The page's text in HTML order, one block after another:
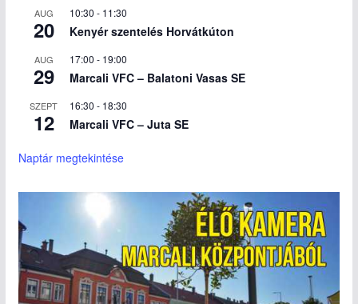
AUG
20
10:30 - 11:30
Kenyér szentelés Horvátkúton
AUG
29
17:00 - 19:00
Marcali VFC – Balatoni Vasas SE
SZEPT
12
16:30 - 18:30
Marcali VFC – Juta SE
Naptár megtekintése